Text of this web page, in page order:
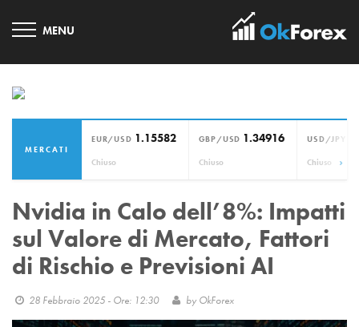
MERCATI
EUR/USD 1.15582
Chiuso
GBP/USD 1.34916
Chiuso
USD/JPY
Chiuso ›
Nvidia in Calo dell’8%: Impatti
sul Valore di Mercato, Fattori
di Rischio e Previsioni AI
28 Febbraio 2025 - Ore: 12:30 by OkForex